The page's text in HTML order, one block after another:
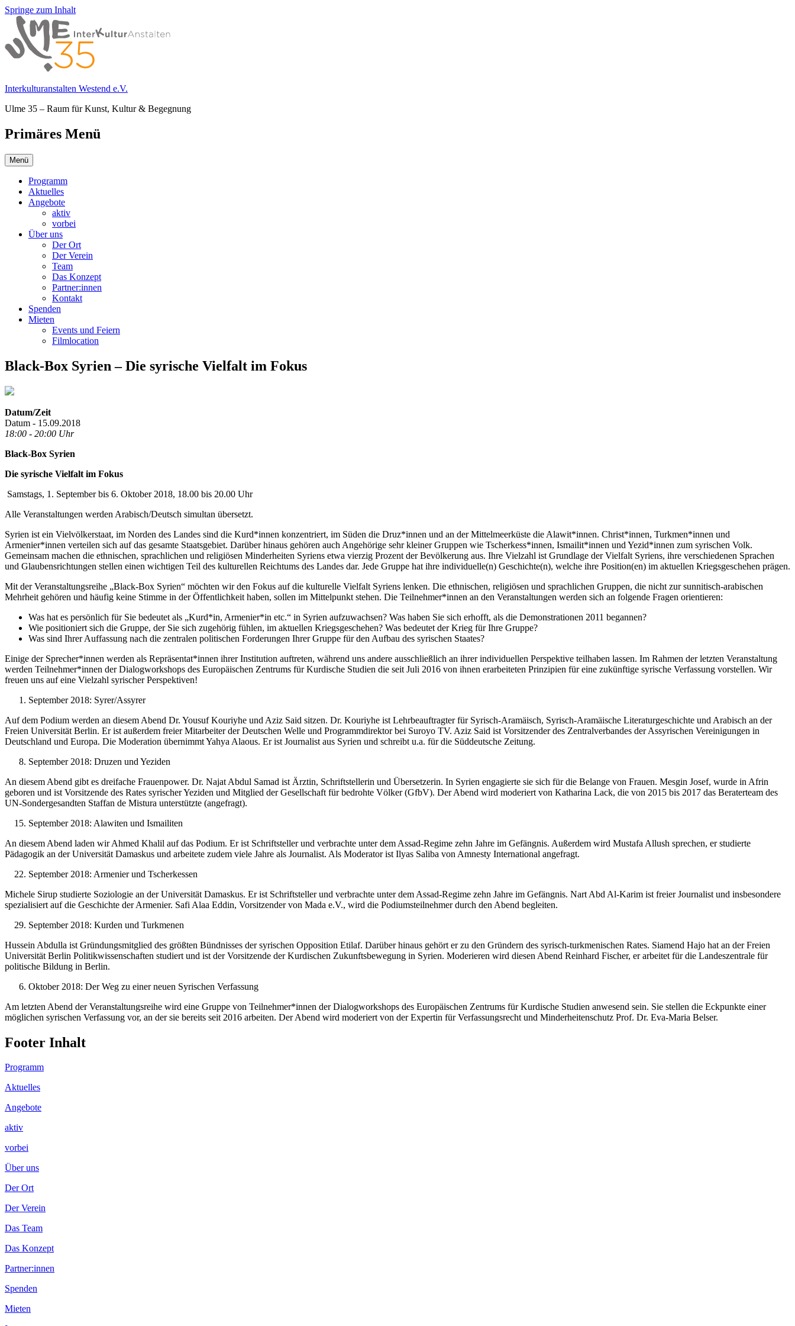
Springe zum Inhalt
Interkulturanstalten Westend e.V.
Ulme 35 – Raum für Kunst, Kultur & Begegnung
Primäres Menü
Menü
Programm
Aktuelles
Angebote
aktiv
vorbei
Über uns
Der Ort
Der Verein
Team
Das Konzept
Partner:innen
Kontakt
Spenden
Mieten
Events und Feiern
Filmlocation
Black-Box Syrien – Die syrische Vielfalt im Fokus
Datum/Zeit
Datum - 15.09.2018
18:00 - 20:00 Uhr
Black-Box Syrien
Die syrische Vielfalt im Fokus
Samstags, 1. September bis 6. Oktober 2018, 18.00 bis 20.00 Uhr
Alle Veranstaltungen werden Arabisch/Deutsch simultan übersetzt.
Syrien ist ein Vielvölkerstaat, im Norden des Landes sind die Kurd*innen konzentriert, im Süden die Druz*innen und an der Mittelmeerküste die Alawit*innen. Christ*innen, Turkmen*innen und
Armenier*innen verteilen sich auf das gesamte Staatsgebiet. Darüber hinaus gehören auch Angehörige sehr kleiner Gruppen wie Tscherkess*innen, Ismailit*innen und Yezid*innen zum syrischen Volk.
Gemeinsam machen die ethnischen, sprachlichen und religiösen Minderheiten Syriens etwa vierzig Prozent der Bevölkerung aus. Ihre Vielzahl ist Grundlage der Vielfalt Syriens, ihre verschiedenen Sprachen
und Glaubensrichtungen stellen einen wichtigen Teil des kulturellen Reichtums des Landes dar. Jede Gruppe hat ihre individuelle(n) Geschichte(n), welche ihre Position(en) im aktuellen Kriegsgeschehen prägen.
Mit der Veranstaltungsreihe „Black-Box Syrien“ möchten wir den Fokus auf die kulturelle Vielfalt Syriens lenken. Die ethnischen, religiösen und sprachlichen Gruppen, die nicht zur sunnitisch-arabischen
Mehrheit gehören und häufig keine Stimme in der Öffentlichkeit haben, sollen im Mittelpunkt stehen. Die Teilnehmer*innen an den Veranstaltungen werden sich an folgende Fragen orientieren:
Was hat es persönlich für Sie bedeutet als „Kurd*in, Armenier*in etc.“ in Syrien aufzuwachsen? Was haben Sie sich erhofft, als die Demonstrationen 2011 begannen?
Wie positioniert sich die Gruppe, der Sie sich zugehörig fühlen, im aktuellen Kriegsgeschehen? Was bedeutet der Krieg für Ihre Gruppe?
Was sind Ihrer Auffassung nach die zentralen politischen Forderungen Ihrer Gruppe für den Aufbau des syrischen Staates?
Einige der Sprecher*innen werden als Repräsentat*innen ihrer Institution auftreten, während uns andere ausschließlich an ihrer individuellen Perspektive teilhaben lassen. Im Rahmen der letzten Veranstaltung
werden Teilnehmer*innen der Dialogworkshops des Europäischen Zentrums für Kurdische Studien die seit Juli 2016 von ihnen erarbeiteten Prinzipien für eine zukünftige syrische Verfassung vorstellen. Wir
freuen uns auf eine Vielzahl syrischer Perspektiven!
September 2018: Syrer/Assyrer
Auf dem Podium werden an diesem Abend Dr. Yousuf Kouriyhe und Aziz Said sitzen. Dr. Kouriyhe ist Lehrbeauftragter für Syrisch-Aramäisch, Syrisch-Aramäische Literaturgeschichte und Arabisch an der
Freien Universität Berlin. Er ist außerdem freier Mitarbeiter der Deutschen Welle und Programmdirektor bei Suroyo TV. Aziz Said ist Vorsitzender des Zentralverbandes der Assyrischen Vereinigungen in
Deutschland und Europa. Die Moderation übernimmt Yahya Alaous. Er ist Journalist aus Syrien und schreibt u.a. für die Süddeutsche Zeitung.
September 2018: Druzen und Yeziden
An diesem Abend gibt es dreifache Frauenpower. Dr. Najat Abdul Samad ist Ärztin, Schriftstellerin und Übersetzerin. In Syrien engagierte sie sich für die Belange von Frauen. Mesgin Josef, wurde in Afrin
geboren und ist Vorsitzende des Rates syrischer Yeziden und Mitglied der Gesellschaft für bedrohte Völker (GfbV). Der Abend wird moderiert von Katharina Lack, die von 2015 bis 2017 das Beraterteam des
UN-Sondergesandten Staffan de Mistura unterstützte (angefragt).
September 2018: Alawiten und Ismailiten
An diesem Abend laden wir Ahmed Khalil auf das Podium. Er ist Schriftsteller und verbrachte unter dem Assad-Regime zehn Jahre im Gefängnis. Außerdem wird Mustafa Allush sprechen, er studierte
Pädagogik an der Universität Damaskus und arbeitete zudem viele Jahre als Journalist. Als Moderator ist Ilyas Saliba von Amnesty International angefragt.
September 2018: Armenier und Tscherkessen
Michele Sirup studierte Soziologie an der Universität Damaskus. Er ist Schriftsteller und verbrachte unter dem Assad-Regime zehn Jahre im Gefängnis. Nart Abd Al-Karim ist freier Journalist und insbesondere
spezialisiert auf die Geschichte der Armenier. Safi Alaa Eddin, Vorsitzender von Mada e.V., wird die Podiumsteilnehmer durch den Abend begleiten.
September 2018: Kurden und Turkmenen
Hussein Abdulla ist Gründungsmitglied des größten Bündnisses der syrischen Opposition Etilaf. Darüber hinaus gehört er zu den Gründern des syrisch-turkmenischen Rates. Siamend Hajo hat an der Freien
Universität Berlin Politikwissenschaften studiert und ist der Vorsitzende der Kurdischen Zukunftsbewegung in Syrien. Moderieren wird diesen Abend Reinhard Fischer, er arbeitet für die Landeszentrale für
politische Bildung in Berlin.
Oktober 2018: Der Weg zu einer neuen Syrischen Verfassung
Am letzten Abend der Veranstaltungsreihe wird eine Gruppe von Teilnehmer*innen der Dialogworkshops des Europäischen Zentrums für Kurdische Studien anwesend sein. Sie stellen die Eckpunkte einer
möglichen syrischen Verfassung vor, an der sie bereits seit 2016 arbeiten. Der Abend wird moderiert von der Expertin für Verfassungsrecht und Minderheitenschutz Prof. Dr. Eva-Maria Belser.
Footer Inhalt
Programm
Aktuelles
Angebote
aktiv
vorbei
Über uns
Der Ort
Der Verein
Das Team
Das Konzept
Partner:innen
Spenden
Mieten